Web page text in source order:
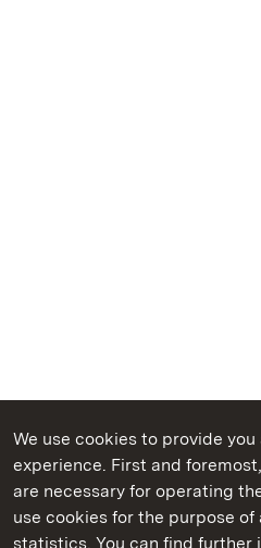
We use cookies to provide
experience. First and
are necessary for operating
use cookies for the purpose
statistics. You can find further
State Palaces and